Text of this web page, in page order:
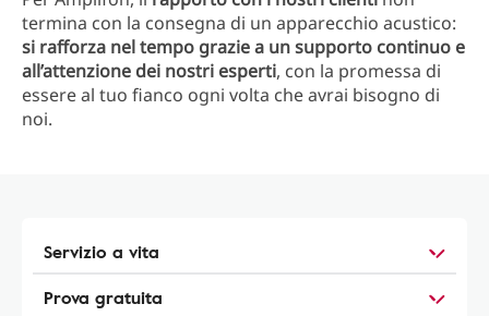
termina con la consegna di un apparecchio acustico:
si rafforza nel tempo grazie a un supporto continuo e
all’attenzione dei nostri esperti, con la promessa di
essere al tuo fianco ogni volta che avrai bisogno di
noi.
Servizio a vita
Prova gratuita